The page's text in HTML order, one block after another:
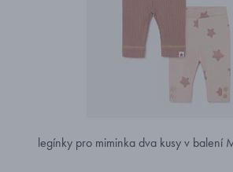
legínky pro miminka dva kusy v balení